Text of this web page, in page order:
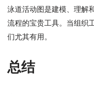
泳道活动图是建模、理解
流程的宝贵工具。当组织
们尤其有用。
总结